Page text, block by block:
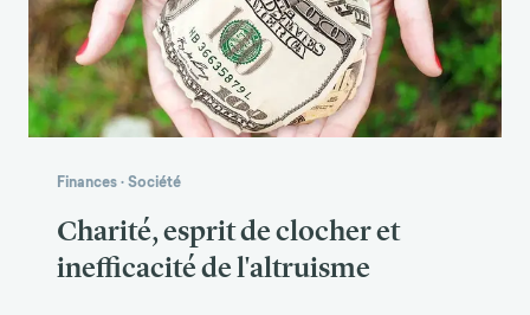
Finances·Société
Charité, esprit de clocher et
inefficacité de l'altruisme